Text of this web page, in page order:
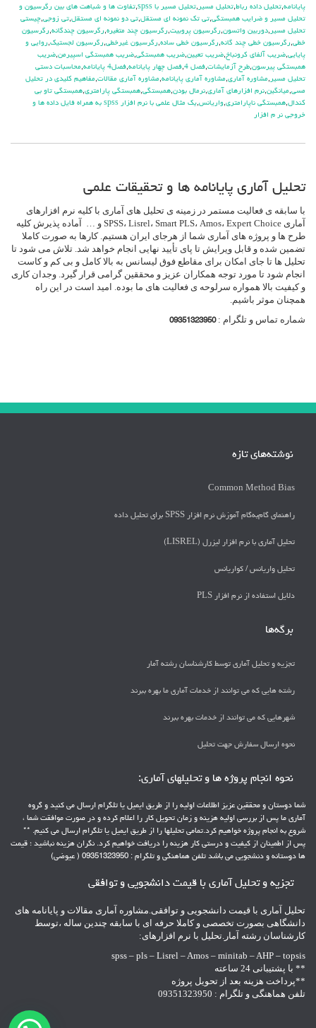
پایانامه,تحلیل داده رباط,تحلیل مسیر ,تحلیل مسیر با spss ,تفاوت ها و شباهت های بین رگرسیون و
تحلیل مسیر و ضرایب همبستگی,تی تک نمونه ای مستقل,تی دو نمونه ای مستقل,تی زوجی,چیستی
تحلیل مسیر ,دوربین واتسون,رگرسیون پروبیت,رگرسیون چند متغیره,رگرسیون چندگانه,رگرسیون
خطی,رگرسیون خطی چند گانه,رگرسیون خطی ساده,رگرسیون غیرخطی,رگرسیون لجستیک,روایی و
پایایی,ضریب آلفای کرونباخ,ضریب تعیین,ضریب همبستگی,ضریب همبستگی اسپیرمن,ضریب
همبستگی پیرسون,طرح آزمایشات,فصل 4 ,فصل چهار پایانامه,فصل4 پایانامه ,محاسبات دستی
تحلیل مسیر ,مشاوره آماری,مشاوره آماری پایانامه,مشاوره آماری مقالات,مفاهیم کلیدی در تحلیل
مسی,میانگین,نرم افزارهای آماری,نرمال بودن,همبستگی,همبستگی پارامتری,همبستگی تاو بی
کندال,همبستگی ناپارامتری,واریانس,
یک مثال علمی با نرم افزار spss به همراه فایل داده ها و
خروجی نر م افزار
تحلیل آماری پایانامه ها و تحقیقات علمی
با سابقه ی فعالیت مستمر در زمینه ی تحلیل های آماری با کلیه نرم افزارهای
آماری SPSS، Lisrel، Smart PLS، Amos، Expert Choice و … آماده پذیرش کلیه
طرح ها و پروژه های آماری شما از هرجای ایران هستیم. کارها به صورت کاملا
تضمین شده و قابل ویرایش تا پای تأیید نهایی انجام خواهد شد. تلاش می شود تا
تحلیل ها تا جای امکان برای مقاطع فوق لیسانس به بالا کامل و بی کم و کاست
انجام شود تا مورد توجه همکاران عزیز و محققین گرامی قرار گیرد. وجدان کاری
و کیفیت بالا همواره سرلوحه ی فعالیت های ما بوده. امید است در این راه
همچنان موثر باشیم.
شماره تماس و تلگرام :09351323950
نوشته‌های تازه
Common Method Bias
راهنمای گام‌به‌گام آموزش نرم افزار SPSS برای تحلیل داده
تحلیل آماری با نرم افزار لیزرل (LISREL)
تحليل واريانس / كواريانس
دلايل استفاده از نرم افزار PLS
برگه‌ها
تجزیه و تحلیل آماری توسط کارشناسان رشته آمار
رشته هایی که می توانند از خدمات آماری ما بهره ببرند
شهرهایی که می توانند از خدمات بهره ببرند
نحوه ارسال سفارش جهت تحلیل
نحوه انجام پروژه ها و تحلیلهای آماری:
شما دوستان و محققین عزیز اطلاعات اولیه را از طریق ایمیل یا تلگرام ارسال می کنید و گروه
آماری ما پس از بررسی اولیه هزینه و زمان تحویل کار را اعلام کرده و در صورت موافقت شما ،
شروع به انجام پروژه خواهیم کرد.تمامی تحلیلها را از طریق ایمیل یا تلگرام ارسال می کنیم. **
پس از اطمینان از کیفیت و درستی کار هزینه را دریافت خواهیم کرد. نگران هزینه نباشید ؛ قیمت
ها دوستانه و دنشجویی می باشد تلفن هماهنگی و تلگرام : 09351323950 ( عیوضی)
تجزیه و تحلیل آماری با قیمت دانشجویی و توافقی
تحلیل آماری با قیمت دانشجویی و توافقی.مشاوره آماری مقالات و پایانامه های
دانشگاهی بصورت تخصصی و کاملا حرفه ای با سابقه چندین ساله ،توسط
کارشناسان رشته آمار.تحلیل با نرم افزارهای:
spss – pls – Lisrel – Amos – minitab – AHP – topsis
** با پشتیبانی 24 ساعته
**پرداخت هزینه بعد از تحویل پروژه
تلفن هماهنگی و تلگرام : 09351323950